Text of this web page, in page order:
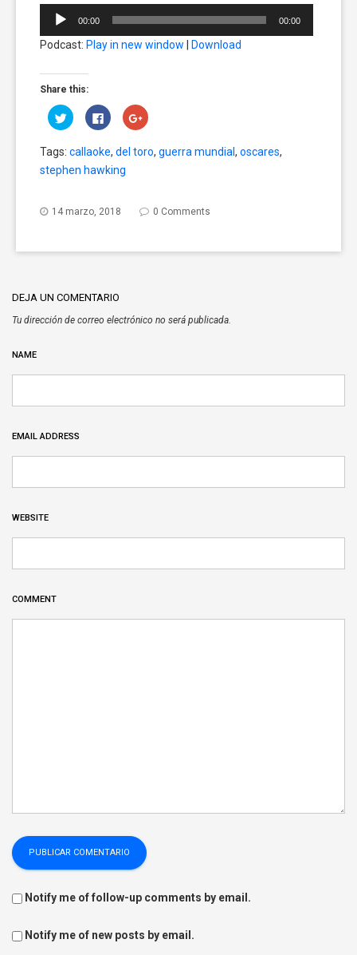
Reproductor
audio
00:00 00:00
Podcast: Play in new window | Download
Share this:
Click
to
share
Twitter
(Opens
in
Click
to
share
Facebook
(Opens
in
Click
to
Google+
(Opens
Tags: callaoke, del toro, guerra mundial, oscares,
stephen hawking
14 marzo, 2018 0 Comments
DEJA UN COMENTARIO
Tu dirección de correo electrónico no será publicada.
NAME
EMAIL ADDRESS
WEBSITE
COMMENT
Notify me of follow-up comments by email.
Notify me of new posts by email.